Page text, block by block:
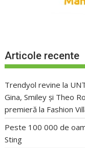
Articole recente
Trendyol revine la
Gina, Smiley și Theo
premieră la Fashion
Peste 100 000 de
Sting